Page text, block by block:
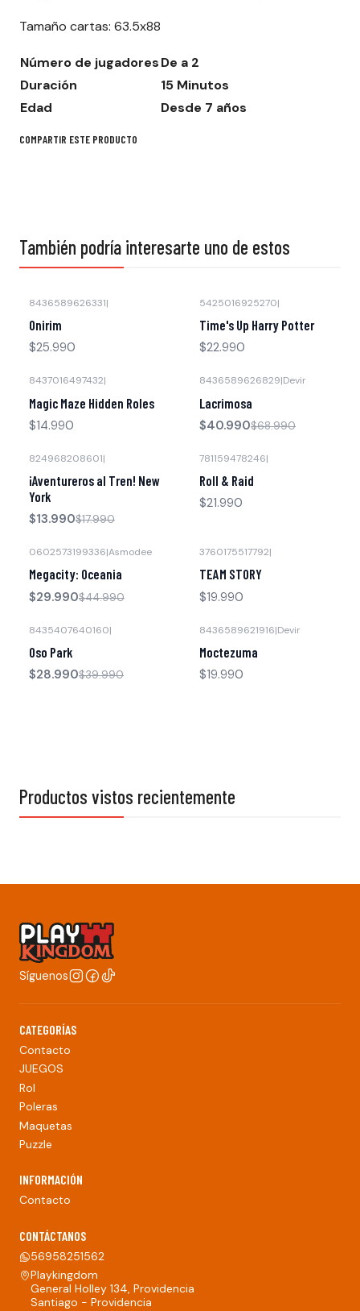
Tamaño cartas: 63.5x88
Número de jugadoresDe a 2
Duración
15 Minutos
Edad
Desde 7 años
COMPARTIR ESTE PRODUCTO
También podría interesarte uno de estos
8436589626331|
Onirim
$25.990
5425016925270|
Time's Up Harry Potter
$22.990
8437016497432|
Magic Maze Hidden Roles
$14.990
8436589626829|Devir
Lacrimosa
$40.990$68.990
824968208601|
¡Aventureros al Tren! New
York
$13.990$17.990
781159478246|
Roll & Raid
$21.990
0602573199336|Asmodee
Megacity: Oceania
$29.990$44.990
3760175517792|
TEAM STORY
$19.990
8435407640160|
Oso Park
$28.990$39.990
8436589621916|Devir
Moctezuma
$19.990
Productos vistos recientemente
Síguenos
CATEGORÍAS
Contacto
JUEGOS
Rol
Poleras
Maquetas
Puzzle
INFORMACIÓN
Contacto
CONTÁCTANOS
56958251562
Playkingdom
General Holley 134, Providencia
Santiago - Providencia